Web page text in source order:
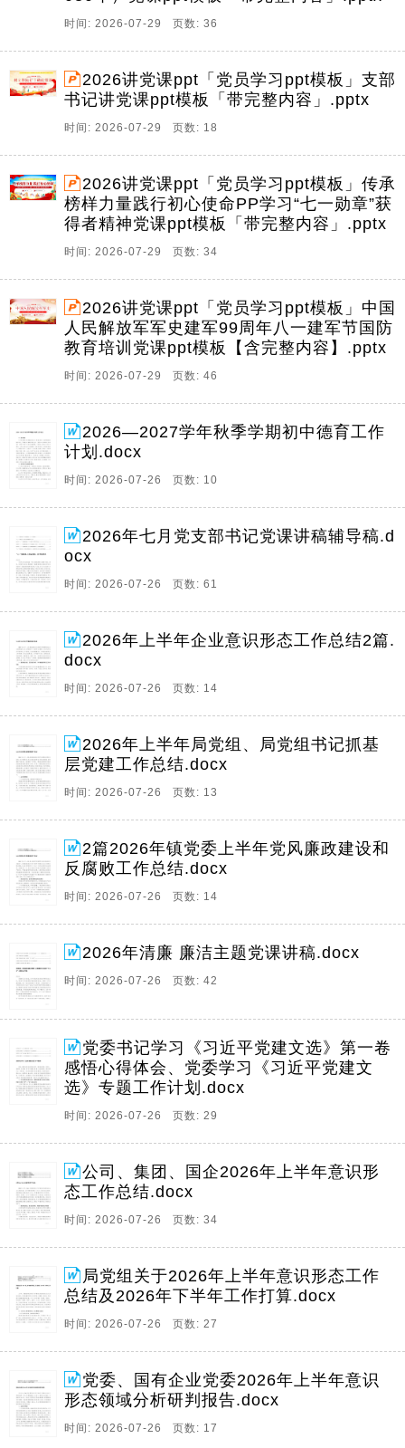
时间: 2026-07-29 页数: 36
2026讲党课ppt「党员学习ppt模板」支部
书记讲党课ppt模板「带完整内容」.pptx
时间: 2026-07-29 页数: 18
2026讲党课ppt「党员学习ppt模板」传承
榜样力量践行初心使命PP学习“七一勋章”获
得者精神党课ppt模板「带完整内容」.pptx
时间: 2026-07-29 页数: 34
2026讲党课ppt「党员学习ppt模板」中国
人民解放军军史建军99周年八一建军节国防
教育培训党课ppt模板【含完整内容】.pptx
时间: 2026-07-29 页数: 46
2026—2027学年秋季学期初中德育工作
计划.docx
时间: 2026-07-26 页数: 10
2026年七月党支部书记党课讲稿辅导稿.d
ocx
时间: 2026-07-26 页数: 61
2026年上半年企业意识形态工作总结2篇.
docx
时间: 2026-07-26 页数: 14
2026年上半年局党组、局党组书记抓基
层党建工作总结.docx
时间: 2026-07-26 页数: 13
2篇2026年镇党委上半年党风廉政建设和
反腐败工作总结.docx
时间: 2026-07-26 页数: 14
2026年清廉 廉洁主题党课讲稿.docx
时间: 2026-07-26 页数: 42
党委书记学习《习近平党建文选》第一卷
感悟心得体会、党委学习《习近平党建文
选》专题工作计划.docx
时间: 2026-07-26 页数: 29
公司、集团、国企2026年上半年意识形
态工作总结.docx
时间: 2026-07-26 页数: 34
局党组关于2026年上半年意识形态工作
总结及2026年下半年工作打算.docx
时间: 2026-07-26 页数: 27
党委、国有企业党委2026年上半年意识
形态领域分析研判报告.docx
时间: 2026-07-26 页数: 17